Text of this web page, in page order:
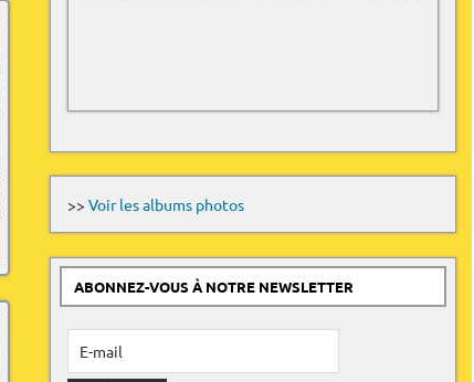
>> Voir les albums photos
ABONNEZ-VOUS À NOTRE NEWSLETTER